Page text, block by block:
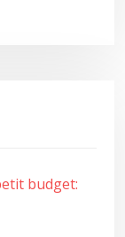
budget: